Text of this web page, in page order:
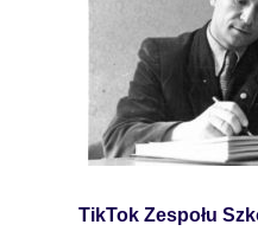
TikTok Zespołu